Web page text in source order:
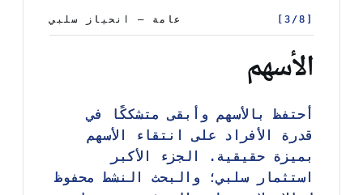
عامة — انحياز سلبي
الأسهم
أحتفظ بالأسهم وأبقى متشككًا في
قدرة الأفراد على انتقاء الأسهم
بميزة حقيقية. الجزء الأكبر
استثمار سلبي؛ والبحث النشط محفوظ
عامة — انحياز سلبي
أحتفظ بالأسهم وأبقى متشككًا في
قدرة الأفراد على انتقاء الأسهم
بميزة حقيقية. الجزء الأكبر
استثمار سلبي؛ والبحث النشط محفوظ